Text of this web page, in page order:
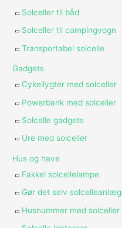
Solceller til båd
Solceller til campingvogn
Transportabel solcelle
Gadgets
Cykellygter med solceller
Powerbank med solceller
Solcelle gadgets
Ure med solceller
Hus og have
Fakkel solcellelampe
Gør det selv solcelleanlæg
Husnummer med solceller